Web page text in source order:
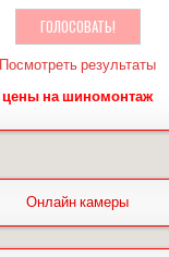
Посмотреть результаты
цены на шиномонтаж
Онлайн камеры